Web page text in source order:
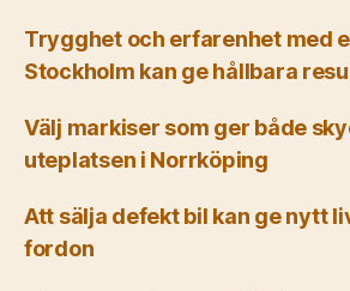
Trygghet och erfarenhet med
Stockholm kan ge hållbara
Välj markiser som ger både
uteplatsen i Norrköping
Att sälja defekt bil kan ge nytt
fordon